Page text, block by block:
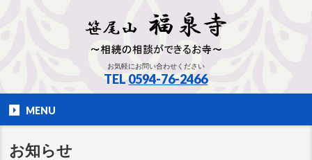
お気軽にお問い合わせください
TEL 0594-76-2466
MENU
お知らせ